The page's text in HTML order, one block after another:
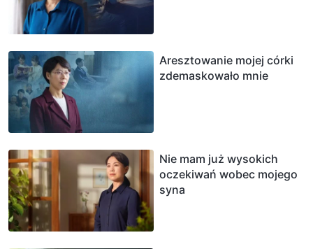
Aresztowanie mojej córki
zdemaskowało mnie
Nie mam już wysokich
oczekiwań wobec mojego
syna